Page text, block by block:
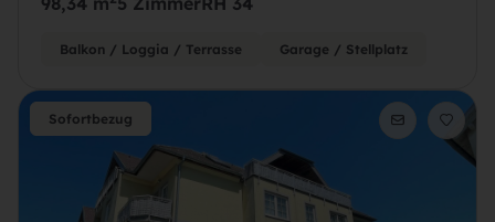
Balkon / Loggia / Terrasse Garage / Stellplatz
Sofortbezug